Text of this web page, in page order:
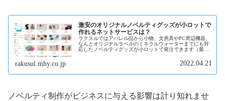
激安のオリジナルノベルティグッズが小ロットで
作れるネットサービスは？
ラクスルではアパレル品から小物、文房具やPC周辺機器、
なんとオリジナルラベルのミネラルウォーターまでにも対
応したノベルティグッズが小ロットで発注できます（最小
ノベルティグッズを小ロット制作可能はかなりの魅力、毎
回似たようなノベルティを制作して変化がない、顧客にも
rakusul.mhy.co.jp 2022.04.21
ノベルティ制作がビジネスに与える影響は計り知れませ